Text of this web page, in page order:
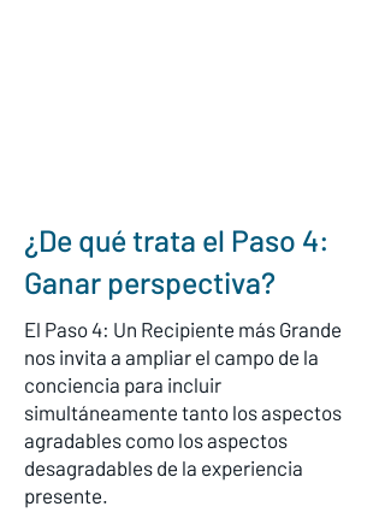
¿De qué trata el Paso 4:
Ganar perspectiva?
El Paso 4: Un Recipiente más Grande
nos invita a ampliar el campo de la
conciencia para incluir
simultáneamente tanto los aspectos
agradables como los aspectos
desagradables de la experiencia
presente.